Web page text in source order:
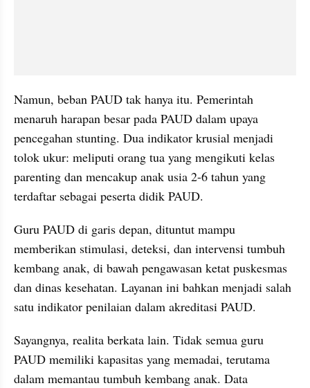
Namun, beban PAUD tak hanya itu. Pemerintah
menaruh harapan besar pada PAUD dalam upaya
pencegahan stunting. Dua indikator krusial menjadi
tolok ukur: meliputi orang tua yang mengikuti kelas
parenting dan mencakup anak usia 2-6 tahun yang
terdaftar sebagai peserta didik PAUD.
Guru PAUD di garis depan, dituntut mampu
memberikan stimulasi, deteksi, dan intervensi tumbuh
kembang anak, di bawah pengawasan ketat puskesmas
dan dinas kesehatan. Layanan ini bahkan menjadi salah
satu indikator penilaian dalam akreditasi PAUD.
Sayangnya, realita berkata lain. Tidak semua guru
PAUD memiliki kapasitas yang memadai, terutama
dalam memantau tumbuh kembang anak. Data